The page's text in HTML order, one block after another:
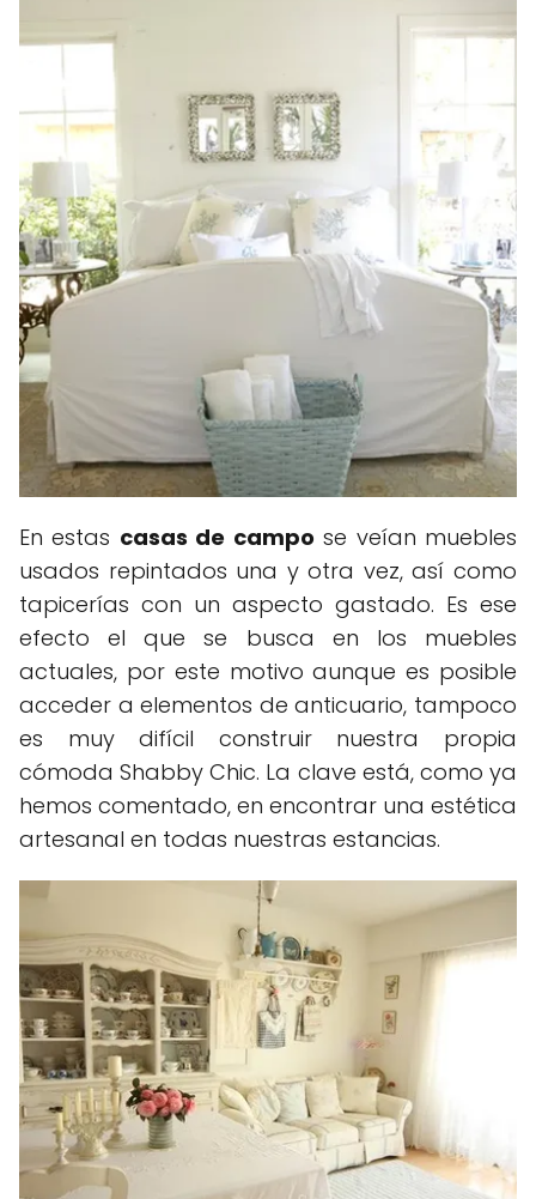
En estas casas de campo se veían muebles
usados repintados una y otra vez, así como
tapicerías con un aspecto gastado. Es ese
efecto el que se busca en los muebles
actuales, por este motivo aunque es posible
acceder a elementos de anticuario, tampoco
es muy difícil construir nuestra propia
cómoda Shabby Chic. La clave está, como ya
hemos comentado, en encontrar una estética
artesanal en todas nuestras estancias.